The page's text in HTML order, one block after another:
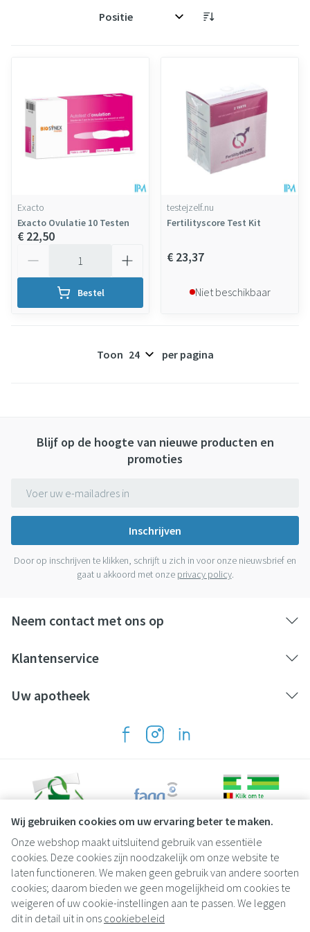
Wij gebruiken cookies om uw ervaring beter te maken.
Onze webshop maakt uitsluitend gebruik van essentiële
cookies. Deze cookies zijn noodzakelijk om onze website te
laten functioneren. We maken geen gebruik van andere soorten
cookies; daarom bieden we geen mogelijkheid om cookies te
weigeren of uw cookie-instellingen aan te passen. We leggen
dit in detail uit in ons cookiebeleid
Sorteer op:
Exacto
Exacto Ovulatie 10 Testen
€ 22,50
Bestel
testejzelf.nu
Fertilityscore Test Kit
€ 23,37
Niet beschikbaar
Toon per pagina
Blijf op de hoogte van nieuwe producten en
promoties
Inschrijven
Door op inschrijven te klikken, schrijft u zich in voor onze nieuwsbrief en
gaat u akkoord met onze privacy policy.
Neem contact met ons op
Klantenservice
Uw apotheek
Juridische links